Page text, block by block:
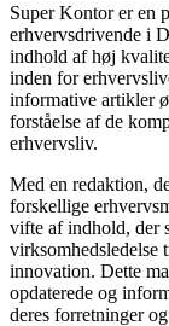
Super Kontor er en
erhvervsdrivende i
indhold af høj
inden for
informative artikler
forståelse af de
erhvervsliv.
Med en redaktion,
forskellige
vifte af indhold, der
virksomhedsledelse
innovation. Dette
opdaterede og
deres forretninger